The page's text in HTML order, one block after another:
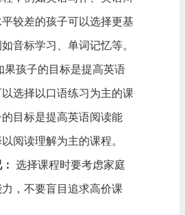
较差的孩子可以选择更基
音标学习、单词记忆等。
果孩子的目标是提高英语
选择以口语练习为主的课
目标是提高英语阅读能
阅读理解为主的课程。
选择课程时要考虑家庭
，不要盲目追求高价课